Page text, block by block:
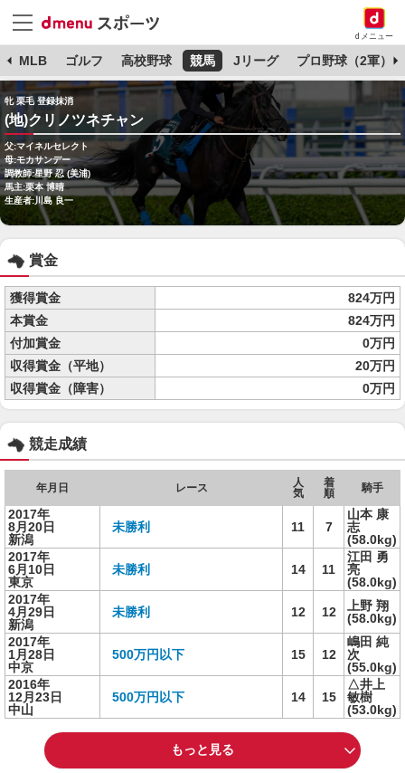
dメニュー
MLB ゴルフ 高校野球 競馬 Jリーグ プロ野球（2軍）
牝 栗毛 登録抹消
(地)クリノツネチャン
父:マイネルセレクト
母:モカサンデー
調教師:星野 忍 (美浦)
馬主:栗本 博晴
生産者:川島 良一
賞金
獲得賞金
824万円
本賞金
824万円
付加賞金
0万円
収得賞金（平地）
20万円
収得賞金（障害）
0万円
競走成績
年月日 レース
人
気
着
順
騎手
2017年
8月20日
新潟
未勝利 11 7
山本 康
志
(58.0kg)
2017年
6月10日
東京
未勝利 14 11
江田 勇
亮
(58.0kg)
2017年
4月29日
新潟
未勝利 12 12
上野 翔
(58.0kg)
2017年
1月28日
中京
500万円以下 15 12
嶋田 純
次
(55.0kg)
2016年
12月23日
中山
500万円以下 14 15
△井上
敏樹
(53.0kg)
もっと見る